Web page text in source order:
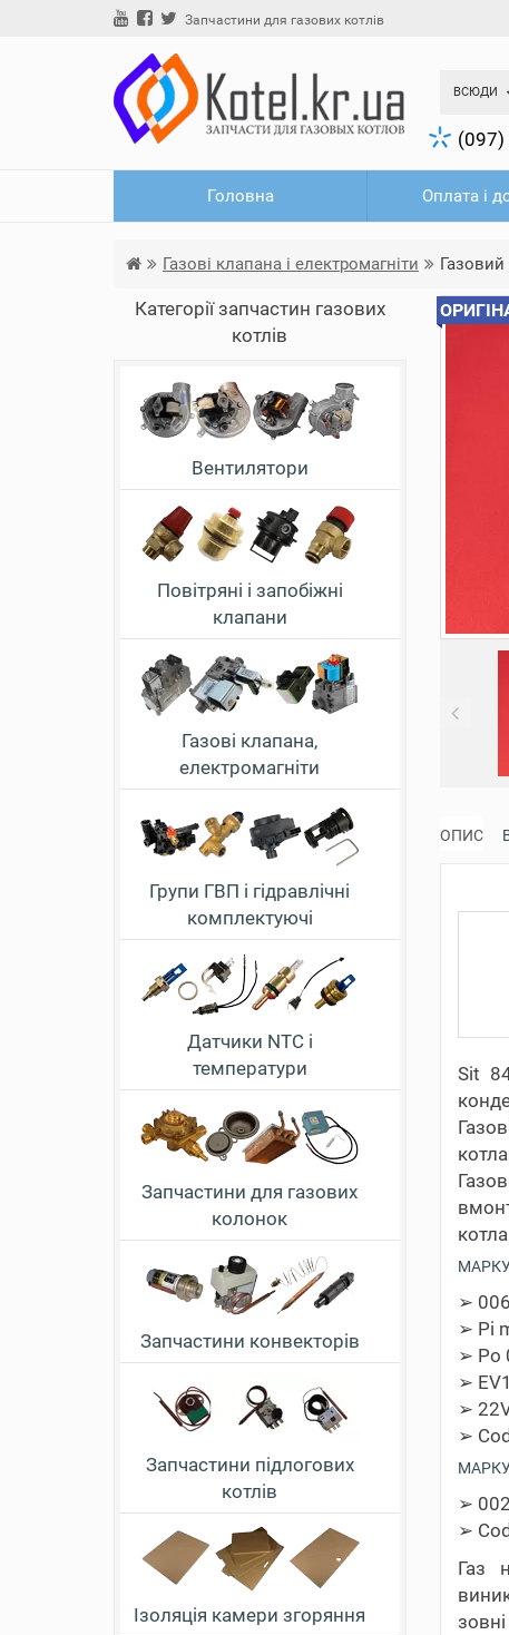
Запчастини для газових котлів
ВСЮДИ
(097)
Головна Оплата і
Газові клапана і електромагніти
Категорії запчастин газових
котлів
Вентилятори
Повітряні і запобіжні
клапани
Газові клапана,
електромагніти
Групи ГВП і гідравлічні
комплектуючі
Датчики NTC і
температури
Запчастини для газових
колонок
Запчастини конвекторів
Запчастини підлогових
котлів
Ізоляція камери згоряння
ОПИС
Sit
➢
➢ Pi
➢ Po
➢
➢
➢
➢
➢
Газ